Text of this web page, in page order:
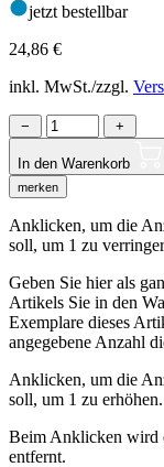
jetzt bestellbar
24,86 €
inkl. MwSt./zzgl.
− +
In den Warenkorb
merken
Anklicken, um die
soll, um 1 zu
Geben Sie hier als
Artikels Sie in den
Exemplare dieses
angegebene Anzahl
Anklicken, um die
soll, um 1 zu erhöhen.
Beim Anklicken wird
entfernt.